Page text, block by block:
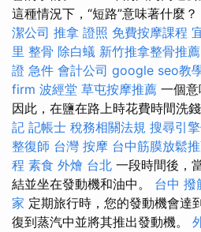
這種情況下，“短路”意味著什麼？
潔公司 推拿 證照 免費按摩課程
里 整骨 除白蟻 新竹推拿整骨推薦
證 急件 會計公司 google seo教
firm 波經堂 草屯按摩推薦 一個意
因此，在鹽在路上時花費時間洗
記 記帳士 稅務相關法規 搜尋引
整復師 台灣 按摩 台中筋膜放鬆
程 素食 外燴 台北 一段時間後，
結並坐在發動機和油中。 台中 撥
家 定期旅行時，您的發動機會達
復到蒸汽中並將其推出發動機。